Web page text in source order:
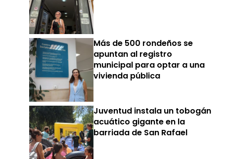
Más de 500 rondeños se
apuntan al registro
municipal para optar a una
vivienda pública
Juventud instala un tobogán
acuático gigante en la
barriada de San Rafael